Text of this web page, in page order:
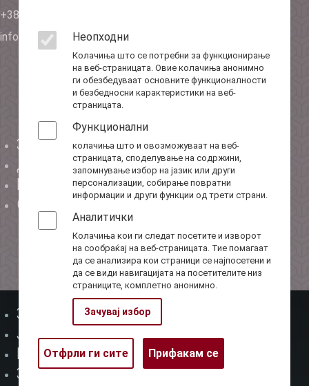
+389 2 310 7582
info@ota.mk
За нас
Директор
Буџет
Соработка
Закони
Јавни набавки
Извештаи
Завршни сметки
Неопходни
Колачиња што се потребни за функционирање
на веб-страницата. Овие колачиња анонимно
ги обезбедуваат основните функционалности
и безбедносни карактеристики на веб-
страницата.
Функционални
колачиња што и овозможуваат на веб-
страницата, споделување на содржини,
запомнување избор на јазик или други
персонализации, собирање повратни
информации и други функции од трети страни.
Аналитички
Колачиња кои ги следат посетите и изворот
на сообраќај на веб-страницата. Тие помагаат
да се анализира кои страници се најпосетени и
да се види навигацијата на посетителите низ
страниците, комплетно анонимно.
Зачувај избор
Отфрли ги сите Прифакам се